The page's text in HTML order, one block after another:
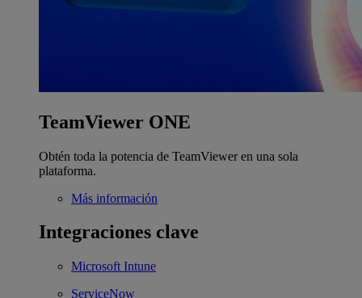
TeamViewer ONE
Obtén toda la potencia de TeamViewer en una sola
plataforma.
Más información
Integraciones clave
Microsoft Intune
ServiceNow